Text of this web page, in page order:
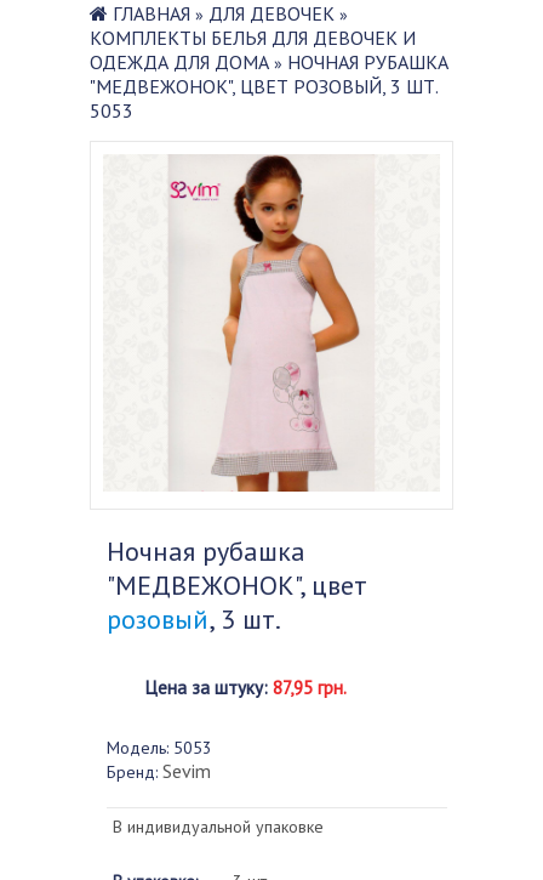
ГЛАВНАЯ » ДЛЯ ДЕВОЧЕК »
КОМПЛЕКТЫ БЕЛЬЯ ДЛЯ ДЕВОЧЕК И
ОДЕЖДА ДЛЯ ДОМА » НОЧНАЯ РУБАШКА
"МЕДВЕЖОНОК", ЦВЕТ РОЗОВЫЙ, 3 ШТ.
5053
Ночная рубашка
"МЕДВЕЖОНОК", цвет
розовый, 3 шт.
Цена за штуку: 87,95 грн.
Модель: 5053
Бренд: Sevim
В индивидуальной упаковке